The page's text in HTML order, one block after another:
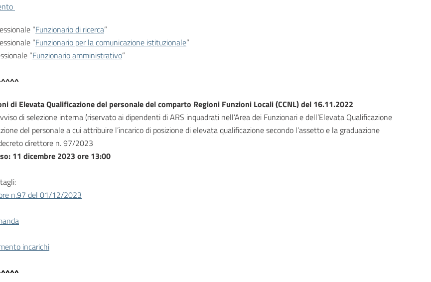
“Funzionario di ricerca”
“Funzionario per la comunicazione istituzionale”
“Funzionario amministrativo”
di Elevata Qualificazione del personale del comparto Regioni Funzioni Locali (CCNL) del 16.11.2022
di selezione interna (riservato ai dipendenti di ARS inquadrati nell’Area dei Funzionari e dell’Elevata Qualificazione
del personale a cui attribuire l’incarico di posizione di elevata qualificazione secondo l’assetto e la graduazione
direttore n. 97/2023
11 dicembre 2023 ore 13:00
n.97 del 01/12/2023
incarichi